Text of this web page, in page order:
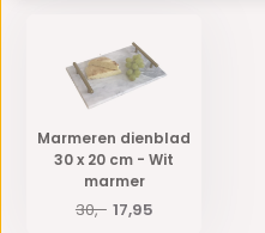
Marmeren dienblad
30 x 20 cm - Wit
marmer
30,- 17,95